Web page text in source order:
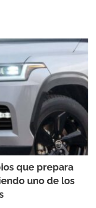
que prepara
uno de los